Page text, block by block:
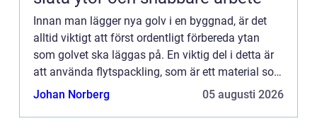
Innan man lägger nya golv i en byggnad, är det
alltid viktigt att först ordentligt förbereda ytan
som golvet ska läggas på. En viktig del i detta är
att använda flytspackling, som är ett material som
anv&...
Johan Norberg 05 augusti 2026